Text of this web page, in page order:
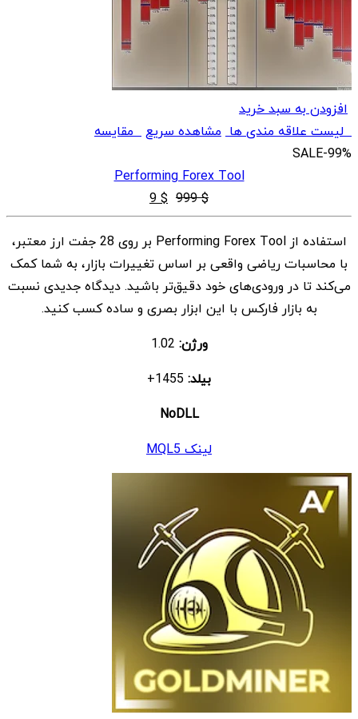
افزودن به سبد خرید
لیست علاقه مندی ها مشاهده سریعمقایسه
SALE-99%
Performing Forex Tool
$
999
قیمت
اصلی
$ 999
بود.
$
9 قیمت
فعلی
$ 9
است.
استفاده از Performing Forex Tool بر روی 28 جفت ارز معتبر،
با محاسبات ریاضی واقعی بر اساس تغییرات بازار، به شما کمک
می‌کند تا در ورودی‌های خود دقیق‌تر باشید. دیدگاه جدیدی نسبت
به بازار فارکس با این ابزار بصری و ساده کسب کنید.
ورژن:
بیلد:
NoDLL
لینک MQL5